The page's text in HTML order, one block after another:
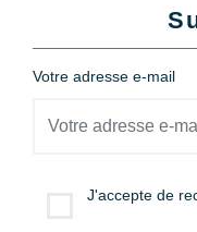
Votre adresse e-mail
J'accepte de